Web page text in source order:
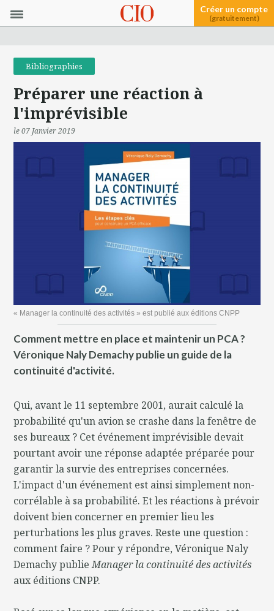
Créer un compte
(gratuitement)
Bibliographies
Préparer une réaction à
l'imprévisible
le 07 Janvier 2019
« Manager la continuité des activités » est publié aux éditions CNPP
Comment mettre en place et maintenir un PCA ?
Véronique Naly Demachy publie un guide de la
continuité d'activité.
Qui, avant le 11 septembre 2001, aurait calculé la
probabilité qu'un avion se crashe dans la fenêtre de
ses bureaux ? Cet événement imprévisible devait
pourtant avoir une réponse adaptée préparée pour
garantir la survie des entreprises concernées.
L'impact d'un événement est ainsi simplement non-
corrélable à sa probabilité. Et les réactions à prévoir
doivent bien concerner en premier lieu les
perturbations les plus graves. Reste une question :
comment faire ? Pour y répondre, Véronique Naly
Demachy publieManager la continuité des activités
aux éditions CNPP.